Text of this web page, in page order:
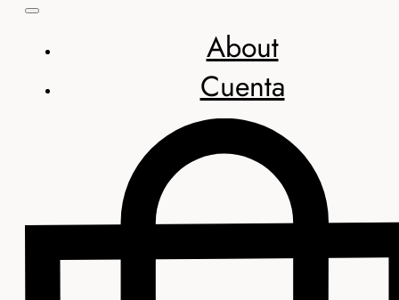
About
Cuenta